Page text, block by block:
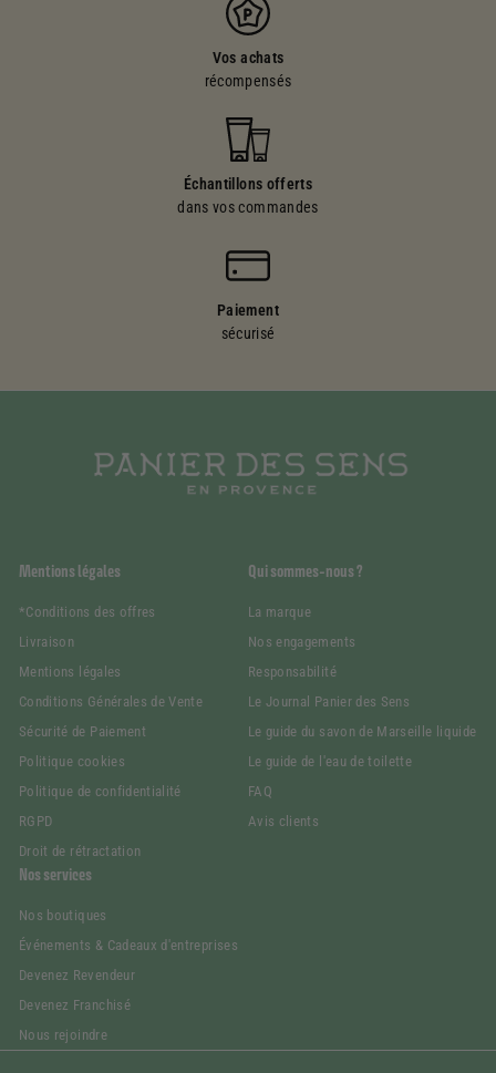
Vos achats
récompensés
Échantillons offerts
dans vos commandes
Paiement
sécurisé
Mentions légales
*Conditions des offres
Livraison
Mentions légales
Conditions Générales de Vente
Sécurité de Paiement
Politique cookies
Politique de confidentialité
RGPD
Droit de rétractation
Qui sommes-nous ?
La marque
Nos engagements
Responsabilité
Le Journal Panier des Sens
Le guide du savon de Marseille liquide
Le guide de l'eau de toilette
FAQ
Avis clients
Nos services
Nos boutiques
Événements & Cadeaux d'entreprises
Devenez Revendeur
Devenez Franchisé
Nous rejoindre